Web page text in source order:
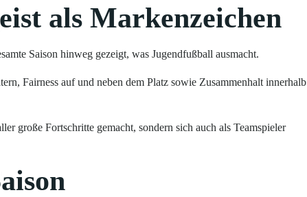
als Markenzeichen
Saison hinweg gezeigt, was Jugendfußball ausmacht.
Fairness auf und neben dem Platz sowie Zusammenhalt
große Fortschritte gemacht, sondern sich auch als Teamspieler